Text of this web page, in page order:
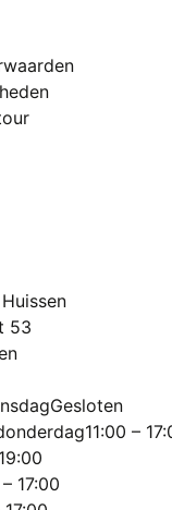
53
Gesloten
11:00 –
17:00